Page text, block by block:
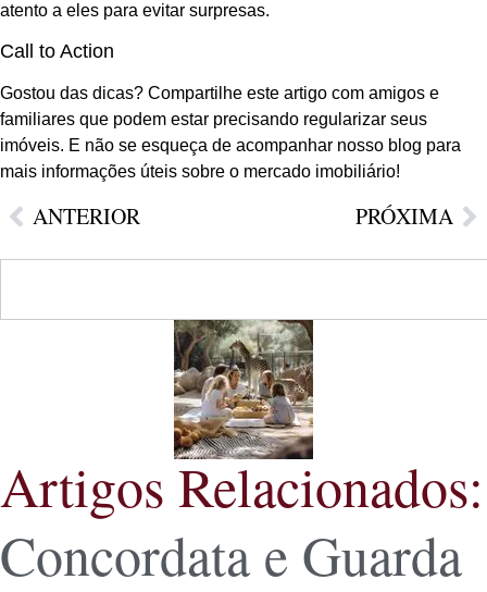
atento a eles para evitar surpresas.
Call to Action
Gostou das dicas? Compartilhe este artigo com amigos e
familiares que podem estar precisando regularizar seus
imóveis. E não se esqueça de acompanhar nosso blog para
mais informações úteis sobre o mercado imobiliário!
ANTERIOR PRÓXIMA
Artigos Relacionados:
Concordata e Guarda